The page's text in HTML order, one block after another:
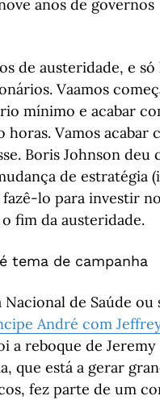
anos de governos
de austeridade, e só
Vaamos
mínimo e acabar
Vamos acabar
Boris Johnson deu
de estratégia
fazê-lo para investir
fim da austeridade.
tema de campanha
Nacional de Saúde ou
André com
a reboque de
que está a gerar
fez parte de um